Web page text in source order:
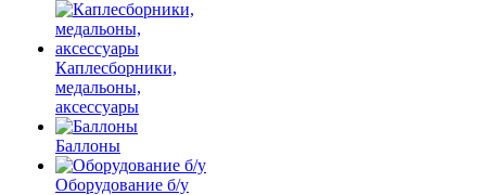
Каплесборники,
медальоны,
аксессуары
Баллоны
Оборудование б/у